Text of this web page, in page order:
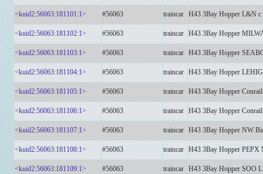
<kuid2:56063:181101:1> #56063 traincar H43 3Bay Hopper L&N
<kuid2:56063:181102:1> #56063 traincar H43 3Bay Hopper
<kuid2:56063:181103:1> #56063 traincar H43 3Bay Hopper
<kuid2:56063:181104:1> #56063 traincar H43 3Bay Hopper
<kuid2:56063:181105:1> #56063 traincar H43 3Bay Hopper
<kuid2:56063:181106:1> #56063 traincar H43 3Bay Hopper
<kuid2:56063:181107:1> #56063 traincar H43 3Bay Hopper NW
<kuid2:56063:181108:1> #56063 traincar H43 3Bay Hopper PEPX
<kuid2:56063:181109:1> #56063 traincar H43 3Bay Hopper SOO